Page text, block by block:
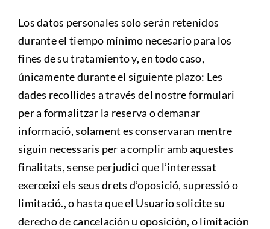
Los datos personales solo serán retenidos
durante el tiempo mínimo necesario para los
fines de su tratamiento y, en todo caso,
únicamente durante el siguiente plazo: Les
dades recollides a través del nostre formulari
per a formalitzar la reserva o demanar
informació, solament es conservaran mentre
siguin necessaris per a complir amb aquestes
finalitats, sense perjudici que l’interessat
exerceixi els seus drets d’oposició, supressió o
limitació., o hasta que el Usuario solicite su
derecho de cancelación u oposición, o limitación